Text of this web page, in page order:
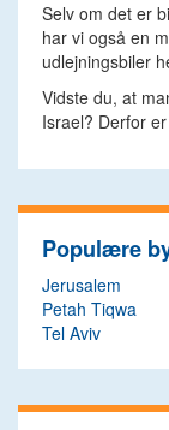
Selv om det er
har vi også en
udlejningsbiler
Vidste du, at
Israel? Derfor
Populære
Jerusalem
Petah Tiqwa
Tel Aviv